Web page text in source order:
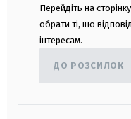
Перейдіть на
обрати ті, що
інтересам.
ДО РОЗСИЛОК